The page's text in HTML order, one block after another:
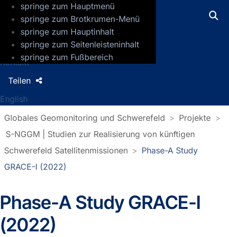
springe zum Hauptmenü
springe zum Brotkrumen-Menü
springe zum Hauptinhalt
springe zum Seitenleisteninhalt
springe zum Fußbereich
GFZ Helmholtz-Zentrum für
Presse
Jobs
Kontakt
English
Teilen
Globales Geomonitoring und Schwerefeld
Projekte
S-NGGM | Studien zur Realisierung von künftigen
Schwerefeld Satellitenmissionen
Phase-A Study
GRACE-I (2022)
Phase-A Study GRACE-I
(2022)